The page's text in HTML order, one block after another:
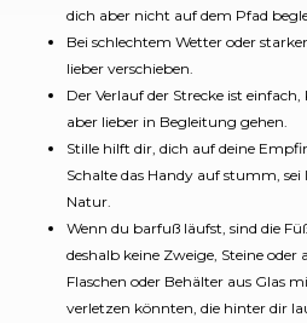
dich aber nicht auf dem Pfad
Bei schlechtem Wetter oder
lieber verschieben.
Der Verlauf der Strecke ist
aber lieber in Begleitung gehen.
Stille hilft dir, dich auf deine
Schalte das Handy auf stumm, sei
Natur.
Wenn du barfuß läufst, sind die
deshalb keine Zweige, Steine
Flaschen oder Behälter aus Glas
verletzen könnten, die hinter dir